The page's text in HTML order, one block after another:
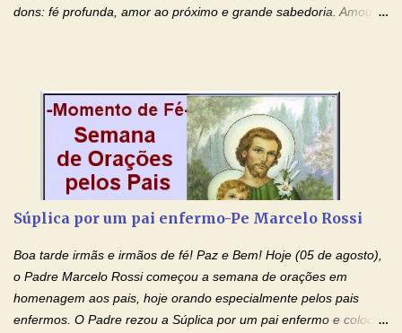
dons: fé profunda, amor ao próximo e grande sabedoria. Amou a
Senhor Jesus Cristo, vosso Filho, na unidade do Espírito Santo.
Amém. Novena a Nhá Chica (Oração para obter os favores
celestiais através da intercessão da Serva de Deus Nhá Chica)
(Rezar durante nove dias seguidos ou intercalados) Nhá Chica,
recorro a vós como intercessora entre a Bondade Divina e as
necessidades humanas. Peço-vos, como favor espiritual, que
entregueis nas mãos do Santíssimo o meu pedido urgente (Fazer
o pedido). Acolhei, Nhá Chica, no vosso coração bondoso as
minhas necessidades e amparai-me nesta oração (Fazer o ...
Súplica por um pai enfermo-Pe Marcelo Rossi
Boa tarde irmãs e irmãos de fé! Paz e Bem! Hoje (05 de agosto),
o Padre Marcelo Rossi começou a semana de orações em
homenagem aos pais, hoje orando especialmente pelos pais
enfermos. O Padre rezou a Súplica por um pai enfermo e colocou